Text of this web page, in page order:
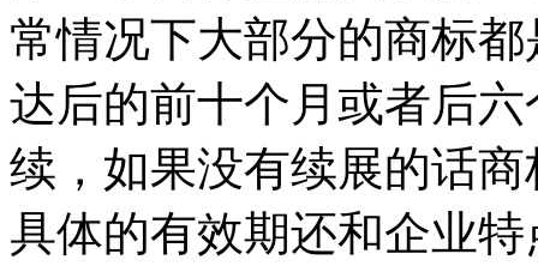
常情况下大部分的商标
达后的前十个月或者后
续，如果没有续展的话
具体的有效期还和企业